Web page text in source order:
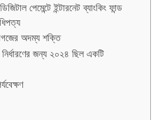
পেমেন্টে ইন্টারনেট ব্যাংকিং ফান্ড
অদম্য শক্তি
জন্য ২০২৪ ছিল একটি